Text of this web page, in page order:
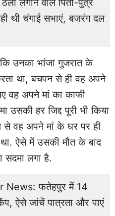
लगाने वाले पिता-पुत्र
थी चंगाई सभाएं, बजरंग दल
उनका भांजा गुजरात के
था, बचपन से ही वह अपने
वह अपने मां का काफी
उसकी हर जिद्द पूरी भी किया
वह अपने मां के घर पर ही
ऐसे में उसकी मौत के बाद
सदमा लगा है.
News: फतेहपुर में 14
ऐसे जांचें पात्रता और पाएं